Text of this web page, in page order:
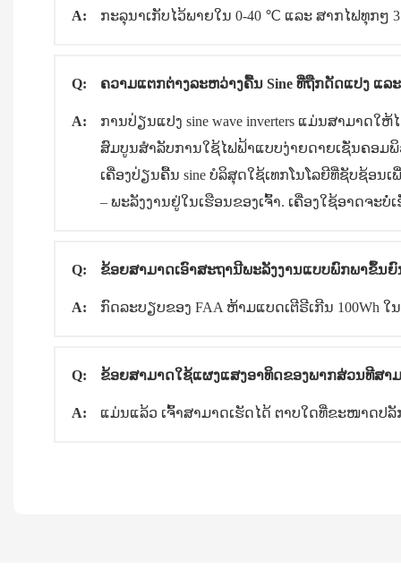
A: ກະລຸນາເກັບໄວ້ພາຍໃນ 0-40 ℃ ແລະ ສາກໄຟທຸກໆ
Q: ຄວາມແຕກຕ່າງລະຫວ່າງຄື້ນ Sine ທີ່ຖືກດັດແປງ ແລ
A:
ການປ່ຽນແປງ sine wave inverters ແມ່ນສາມາດ
ສົມບູນສໍາລັບການໃຊ້ໄຟຟ້າແບບງ່າຍດາຍເຊັ່ນຄອມ
ເຄື່ອງປ່ຽນຄື້ນ sine ບໍລິສຸດໃຊ້ເທກໂນໂລຍີທີ່ຊັບຊ້ອ
– ພະລັງງານຢູ່ໃນເຮືອນຂອງເຈົ້າ. ເຄື່ອງໃຊ້ອາດຈະ
Q: ຂ້ອຍສາມາດເອົາສະຖານີພະລັງງານແບບພົກພາຂຶ້ນຍົ
A: ກົດລະບຽບຂອງ FAA ຫ້າມແບດເຕີຣີເກີນ 100Wh ໃ
Q: ຂ້ອຍສາມາດໃຊ້ແຜງແສງອາທິດຂອງພາກສ່ວນທີສາມ
A: ແມ່ນແລ້ວ ເຈົ້າສາມາດເຮັດໄດ້ ຕາບໃດທີ່ຂະໜາດປ